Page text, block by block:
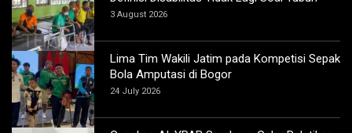
3 August 2026
Lima Tim Wakili Jatim pada Kompetisi Sepak
Bola Amputasi di Bogor
24 July 2026